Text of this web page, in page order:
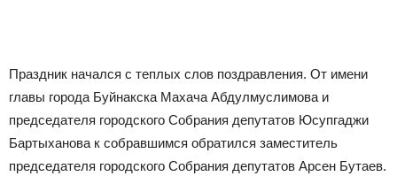
Праздник начался с теплых слов поздравления. От имени
главы города Буйнакска Махача Абдулмуслимова и
председателя городского Собрания депутатов Юсупгаджи
Бартыханова к собравшимся обратился заместитель
председателя городского Собрания депутатов Арсен Бутаев.